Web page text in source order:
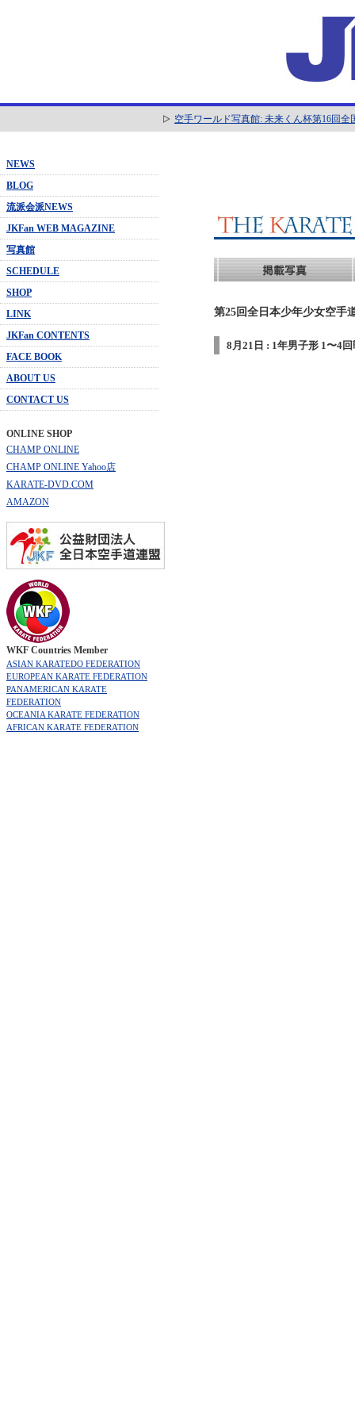
空手ワールド写真館: 未来くん杯第16回
NEWS
BLOG
流派会派NEWS
JKFan WEB MAGAZINE
写真館
SCHEDULE
SHOP
LINK
JKFan CONTENTS
FACE BOOK
ABOUT US
CONTACT US
ONLINE SHOP
CHAMP ONLINE
CHAMP ONLINE Yahoo店
KARATE-DVD.COM
AMAZON
WKF Countries Member
ASIAN KARATEDO FEDERATION
EUROPEAN KARATE FEDERATION
PANAMERICAN KARATE
FEDERATION
OCEANIA KARATE FEDERATION
AFRICAN KARATE FEDERATION
第25回全日本少年少女空手
8月21日 : 1年男子形 1〜4